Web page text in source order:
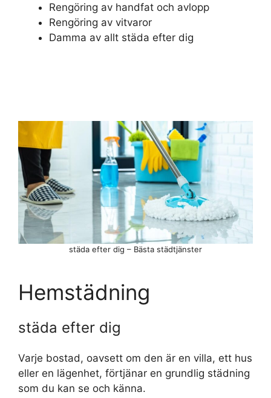
Rengöring av handfat och avlopp
Rengöring av vitvaror
Damma av allt städa efter dig
städa efter dig – Bästa städtjänster
Hemstädning
städa efter dig
Varje bostad, oavsett om den är en villa, ett hus
eller en lägenhet, förtjänar en grundlig städning
som du kan se och känna.